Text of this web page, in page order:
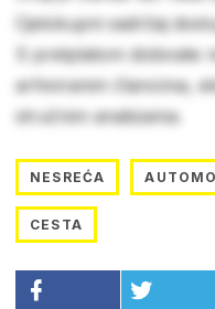
Cjelokupni sadržaj
S pretplatom dobivate
arhiviranim člancima,
stručnim analizama.
NESREĆA
CESTA